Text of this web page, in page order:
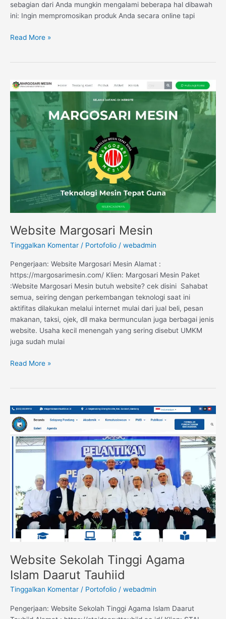
sebagian dari Anda mungkin mengalami beberapa hal dibawah
ini: Ingin mempromosikan produk Anda secara online tapi
Read More »
Website Margosari Mesin
Tinggalkan Komentar / Portofolio / webadmin
Pengerjaan: Website Margosari Mesin Alamat :
https://margosarimesin.com/ Klien: Margosari Mesin Paket
:Website Margosari Mesin butuh website? cek disini Sahabat
semua, seiring dengan perkembangan teknologi saat ini
aktifitas dilakukan melalui internet mulai dari jual beli, pesan
makanan, taksi, ojek, dll maka bermunculan juga berbagai jenis
website. Usaha kecil menengah yang sering disebut UMKM
juga sudah mulai
Website
Margosari
Mesin
Read More »
Website Sekolah Tinggi Agama
Islam Daarut Tauhiid
Tinggalkan Komentar / Portofolio / webadmin
Pengerjaan: Website Sekolah Tinggi Agama Islam Daarut
Website
Sekolah
Tinggi
Agama
Islam